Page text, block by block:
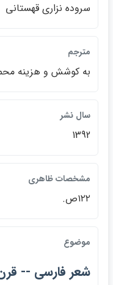
سروده نزاري قهستاني
مترجم
به كوشش و هزينه
سال نشر
1392
مشخصات ظاهري
۱۲۲ص.
موضوع
شعر فارسي -- قرن